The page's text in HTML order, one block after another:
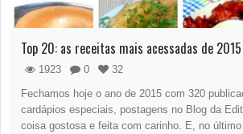
Top 20: as receitas mais acessadas de 2015
1923 0
32
Fechamos hoje o ano de 2015 com 320
cardápios especiais, postagens no Blog da
coisa gostosa e feita com carinho. E, no